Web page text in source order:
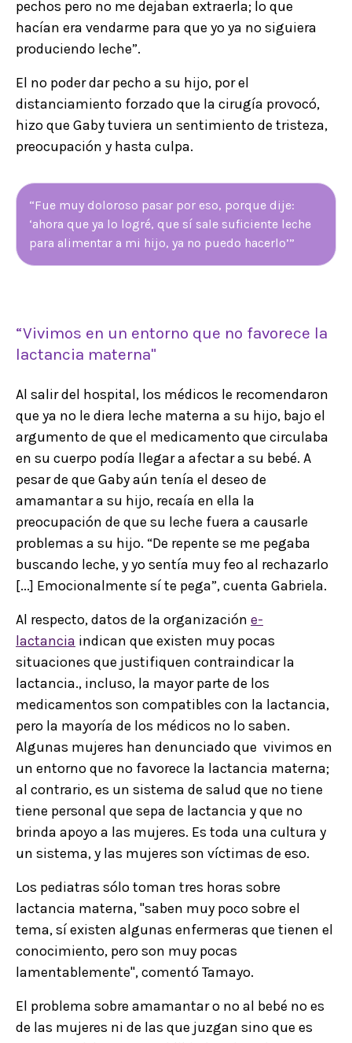
pechos pero no me dejaban extraerla; lo que
hacían era vendarme para que yo ya no siguiera
produciendo leche”.
El no poder dar pecho a su hijo, por el
distanciamiento forzado que la cirugía provocó,
hizo que Gaby tuviera un sentimiento de tristeza,
preocupación y hasta culpa.
“Fue muy doloroso pasar por eso, porque dije:
‘ahora que ya lo logré, que sí sale suficiente leche
para alimentar a mi hijo, ya no puedo hacerlo’”
“Vivimos en un entorno que no favorece la
lactancia materna"
Al salir del hospital, los médicos le recomendaron
que ya no le diera leche materna a su hijo, bajo el
argumento de que el medicamento que circulaba
en su cuerpo podía llegar a afectar a su bebé. A
pesar de que Gaby aún tenía el deseo de
amamantar a su hijo, recaía en ella la
preocupación de que su leche fuera a causarle
problemas a su hijo. “De repente se me pegaba
buscando leche, y yo sentía muy feo al rechazarlo
[...] Emocionalmente sí te pega”, cuenta Gabriela.
Al respecto, datos de la organización e-
lactancia indican que existen muy pocas
situaciones que justifiquen contraindicar la
lactancia., incluso, la mayor parte de los
medicamentos son compatibles con la lactancia,
pero la mayoría de los médicos no lo saben.
Algunas mujeres han denunciado que vivimos en
un entorno que no favorece la lactancia materna;
al contrario, es un sistema de salud que no tiene
tiene personal que sepa de lactancia y que no
brinda apoyo a las mujeres. Es toda una cultura y
un sistema, y las mujeres son víctimas de eso.
Los pediatras sólo toman tres horas sobre
lactancia materna, "saben muy poco sobre el
tema, sí existen algunas enfermeras que tienen el
conocimiento, pero son muy pocas
lamentablemente", comentó Tamayo.
El problema sobre amamantar o no al bebé no es
de las mujeres ni de las que juzgan sino que es